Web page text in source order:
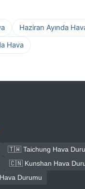
Haziran Ayında
Hava
🇹🇼 Taichung Hava
🇨🇳 Kunshan Hava
Durumu